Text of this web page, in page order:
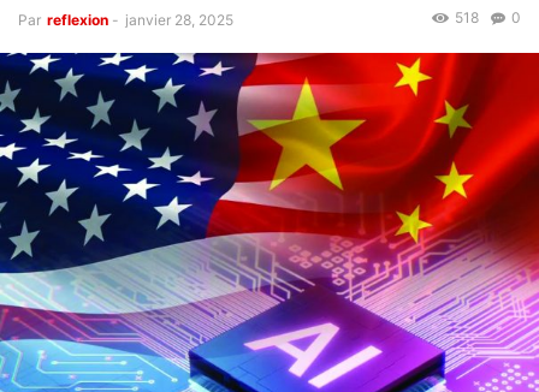
Par reflexion - janvier 28, 2025 0
518